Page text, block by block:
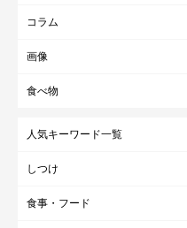
コラム
画像
食べ物
人気キーワード一覧
しつけ
食事・フード